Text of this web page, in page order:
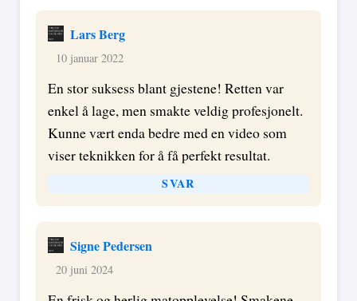
Lars Berg
10 januar 2022
En stor suksess blant gjestene! Retten var
enkel å lage, men smakte veldig profesjonelt.
Kunne vært enda bedre med en video som
viser teknikken for å få perfekt resultat.
SVAR
Signe Pedersen
20 juni 2024